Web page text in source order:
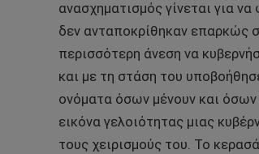
ανασχηματισμός γίνεται για
δεν ανταποκρίθηκαν επαρκώς
περισσότερη άνεση να
και με τη στάση του
ονόματα όσων μένουν και
εικόνα γελοιότητας μιας
τους χειρισμούς του. Το